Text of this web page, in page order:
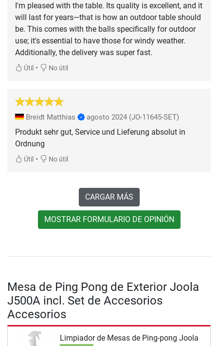
I'm pleased with the table. Its quality is excellent, and it
will last for years—that is how an outdoor table should
be. This comes with the balls specifically for outdoor
use; it's essential to have those for windy weather.
Additionally, the delivery was super fast.
Útil • No útil
Breidt Matthias agosto 2024 (JO-11645-SET)
Produkt sehr gut, Service und Lieferung absolut in
Ordnung
Útil • No útil
CARGAR MÁS
MOSTRAR FORMULARIO DE OPINIÓN
Mesa de Ping Pong de Exterior Joola
J500A incl. Set de Accesorios
Accesorios
Limpiador de Mesas de Ping-pong Joola